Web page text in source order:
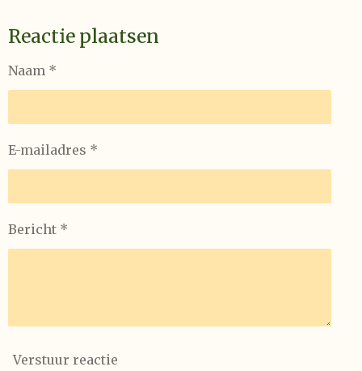
Reactie plaatsen
Naam *
E-mailadres *
Bericht *
Verstuur reactie